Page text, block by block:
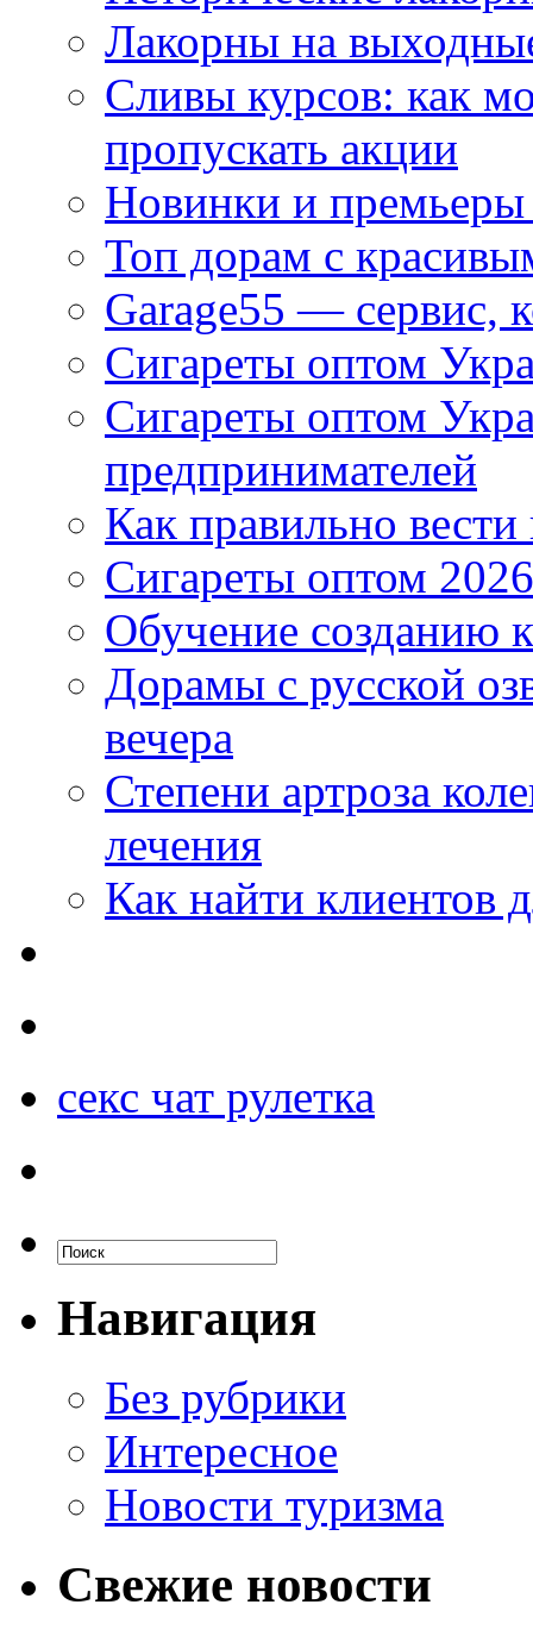
Лакорны на
Сливы курсов: как
пропускать акции
Новинки и
Топ дорам с
Garage55 — сервис,
Сигареты оптом
Сигареты оптом
предпринимателей
Как правильно
Сигареты оптом
Обучение созданию
Дорамы с русской
вечера
Степени артроза
лечения
Как найти клиентов
секс чат рулетка
Навигация
Без рубрики
Интересное
Новости туризма
Свежие новости